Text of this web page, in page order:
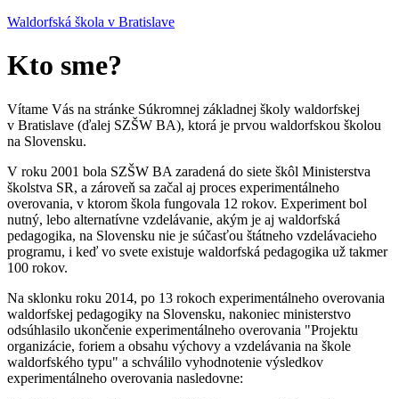
Waldorfská škola v Bratislave
Kto sme?
Vítame Vás na stránke Súkromnej základnej školy waldorfskej
v Bratislave (ďalej SZŠW BA), ktorá je prvou waldorfskou školou
na Slovensku.
V roku 2001 bola SZŠW BA zaradená do siete škôl Ministerstva
školstva SR, a zároveň sa začal aj proces experimentálneho
overovania, v ktorom škola fungovala 12 rokov. Experiment bol
nutný, lebo alternatívne vzdelávanie, akým je aj waldorfská
pedagogika, na Slovensku nie je súčasťou štátneho vzdelávacieho
programu, i keď vo svete existuje waldorfská pedagogika už takmer
100 rokov.
Na sklonku roku 2014, po 13 rokoch experimentálneho overovania
waldorfskej pedagogiky na Slovensku, nakoniec ministerstvo
odsúhlasilo ukončenie experimentálneho overovania "Projektu
organizácie, foriem a obsahu výchovy a vzdelávania na škole
waldorfského typu" a schválilo vyhodnotenie výsledkov
experimentálneho overovania nasledovne: